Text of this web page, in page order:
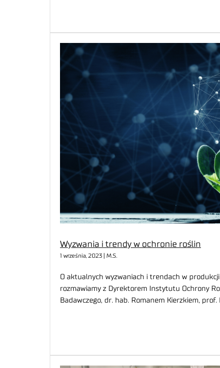
Wyzwania i trendy w ochronie roślin
1 września, 2023 | M.S.
O aktualnych wyzwaniach i trendach w
rozmawiamy z Dyrektorem Instytutu Ochrony
Badawczego, dr. hab. Romanem Kierzkiem, prof.